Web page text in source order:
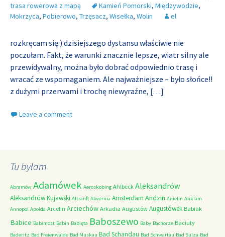
trasa rowerowa z mapą
Kamień Pomorski, Międzywodzie,
Mokrzyca, Pobierowo, Trzęsacz, Wisełka, Wolin el
rozkręcam się:) dzisiejszego dystansu właściwie nie
poczułam. Fakt, że warunki znacznie lepsze, wiatr silny ale
przewidywalny, można było dobrać odpowiednio trasę i
wracać ze wspomaganiem. Ale najważniejsze – było słońce!!
z dużymi przerwami i trochę niewyraźne, […]
Leave a comment
Tu byłam
Abramów Adamówek Aeroskobing Ahlbeck Aleksandrów
Aleksandrów Kujawski Altranft Alwernia Amsterdam Andzin Anielin Anklam
Annopol Apolda Arcelin Arciechów Arkadia Augustów Augustówek Babiak
Babice Babimost Babin Babięta Baboszewo Baby Bachorze Baciuty
Baderitz Bad Freienwalde Bad Muskau Bad Schandau Bad Schwartau Bad Sulza Bad